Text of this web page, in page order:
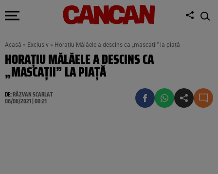
Acasă » Exclusiv » Horațiu Mălăele a descins ca „mascații” la piață
HORAȚIU MĂLĂELE A DESCINS CA
„MASCAȚII” LA PIAȚĂ
DE:RĂZVAN SCARLAT
06/06/2021 | 00:21